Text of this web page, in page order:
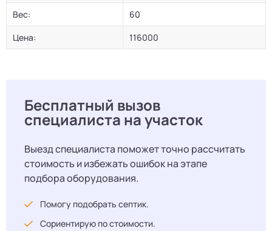
Вес:
60
Цена:
116000
Бесплатный вызов
специалиста на участок
Выезд специалиста поможет точно рассчитать
стоимость и избежать ошибок на этапе
подбора оборудования.
Помогу подобрать септик.
Сориентирую по стоимости.